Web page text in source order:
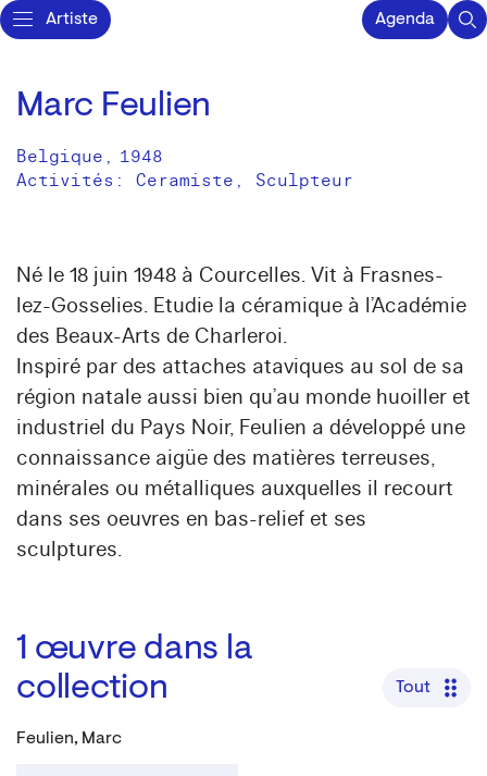
Artiste Agenda
Marc Feulien
Belgique , 1948
Activités: Ceramiste Sculpteur
Né le 18 juin 1948 à Courcelles. Vit à Frasnes-
lez-Gosselies. Etudie la céramique à l’Académie
des Beaux-Arts de Charleroi.
Inspiré par des attaches ataviques au sol de sa
région natale aussi bien qu’au monde huoiller et
industriel du Pays Noir, Feulien a développé une
connaissance aigüe des matières terreuses,
minérales ou métalliques auxquelles il recourt
dans ses oeuvres en bas-relief et ses
sculptures.
1 œuvre dans la
collection
Tout
Feulien, Marc